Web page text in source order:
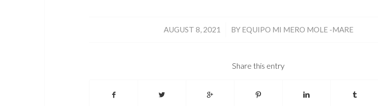
AUGUST 8, 2021
/ BY EQUIPO MI MERO MOLE -MARE
Share this entry